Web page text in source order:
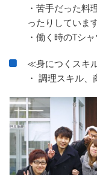
・苦手だった料
ったりしていま
・働く時のTシ
≪身につくスキ
・ 調理スキル